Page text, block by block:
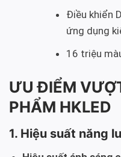
Điều khiển
ứng dụng
16 triệu
ƯU ĐIỂM
PHẨM HKLED
1. Hiệu suất năng